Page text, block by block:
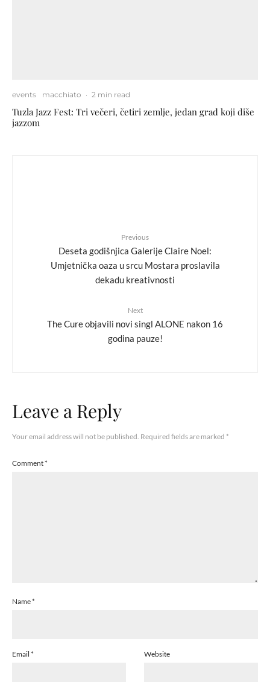
events macchiato · 2 min read
Tuzla Jazz Fest: Tri večeri, četiri zemlje, jedan grad koji diše
jazzom
Previous
Deseta godišnjica Galerije Claire Noel:
Umjetnička oaza u srcu Mostara proslavila
dekadu kreativnosti
Next
The Cure objavili novi singl ALONE nakon 16
godina pauze!
Leave a Reply
Your email address will not be published. Required fields are marked *
Comment*
Name*
Email * Website